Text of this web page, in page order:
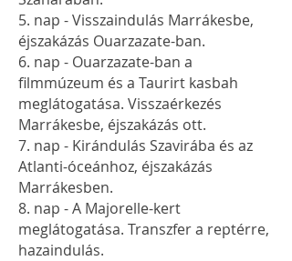
5. nap - Visszaindulás Marrákesbe,
éjszakázás Ouarzazate-ban.
6. nap - Ouarzazate-ban a
filmmúzeum és a Taurirt kasbah
meglátogatása. Visszaérkezés
Marrákesbe, éjszakázás ott.
7. nap - Kirándulás Szavirába és az
Atlanti-óceánhoz, éjszakázás
Marrákesben.
8. nap - A Majorelle-kert
meglátogatása. Transzfer a reptérre,
hazaindulás.